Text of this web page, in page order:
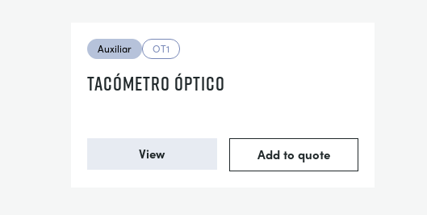
Auxiliar OT1
TACÓMETRO ÓPTICO
View Add to quote